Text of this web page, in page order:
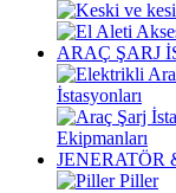
ARAÇ ŞARJ
İstasyonları
Ekipmanları
JENERATÖR
Piller